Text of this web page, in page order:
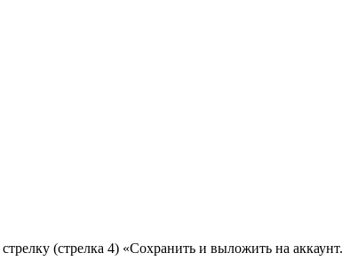
(стрелка 4) «Сохранить и выложить на аккаунт.